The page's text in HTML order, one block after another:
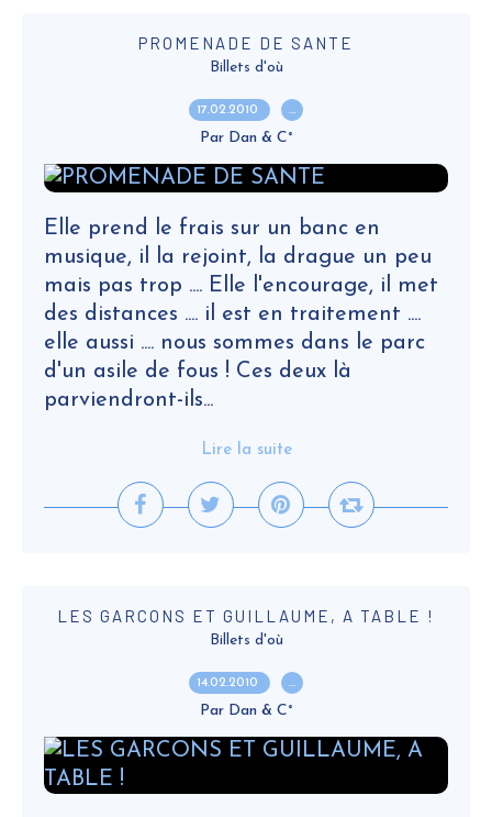
PROMENADE DE SANTE
Billets d'où
17.02.2010 …
Par Dan & C°
Elle prend le frais sur un banc en
musique, il la rejoint, la drague un peu
mais pas trop .... Elle l'encourage, il met
des distances .... il est en traitement ....
elle aussi .... nous sommes dans le parc
d'un asile de fous ! Ces deux là
parviendront-ils...
Lire la suite
LES GARCONS ET GUILLAUME, A TABLE !
Billets d'où
14.02.2010 …
Par Dan & C°